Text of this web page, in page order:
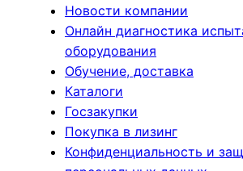
Новости компании
Онлайн диагностика
оборудования
Обучение, доставка
Каталоги
Госзакупки
Покупка в лизинг
Конфиденциальность и